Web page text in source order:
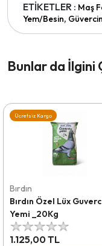
ETİKETLER : Maş
Yem/Besin,
Bunlar da İlgini
Ücretsiz Kargo
Bırdın
Bırdın Özel Lüx
Yemi _20Kg
1.125,00 TL